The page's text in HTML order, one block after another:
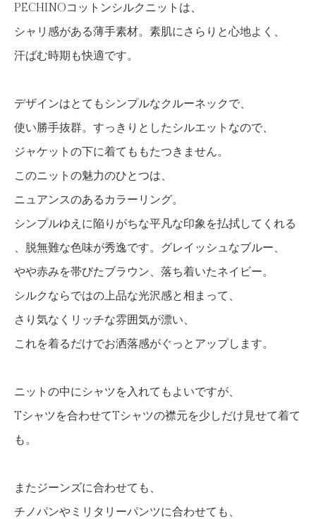
PECHINOコットンシルクニットは、
シャリ感がある薄手素材。素肌にさらりと心地よく、
汗ばむ時期も快適です。
デザインはとてもシンプルなクルーネックで、
使い勝手抜群。すっきりとしたシルエットなので、
ジャケットの下に着てももたつきません。
このニットの魅力のひとつは、
ニュアンスのあるカラーリング。
シンプルゆえに陥りがちな平凡な印象を払拭してくれる
、脱無難な色味が秀逸です。グレイッシュなブルー、
やや赤みを帯びたブラウン、落ち着いたネイビー。
シルクならではの上品な光沢感と相まって、
さり気なくリッチな雰囲気が漂い、
これを着るだけでお洒落感がぐっとアップします。
ニットの中にシャツを入れてもよいですが、
Tシャツを合わせてTシャツの襟元を少しだけ見せて着て
も。
またジーンズに合わせても、
チノパンやミリタリーパンツに合わせても、